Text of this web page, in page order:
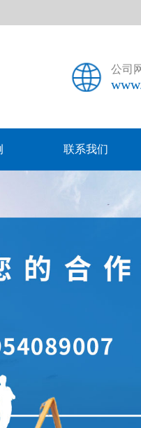
公司
联系我们